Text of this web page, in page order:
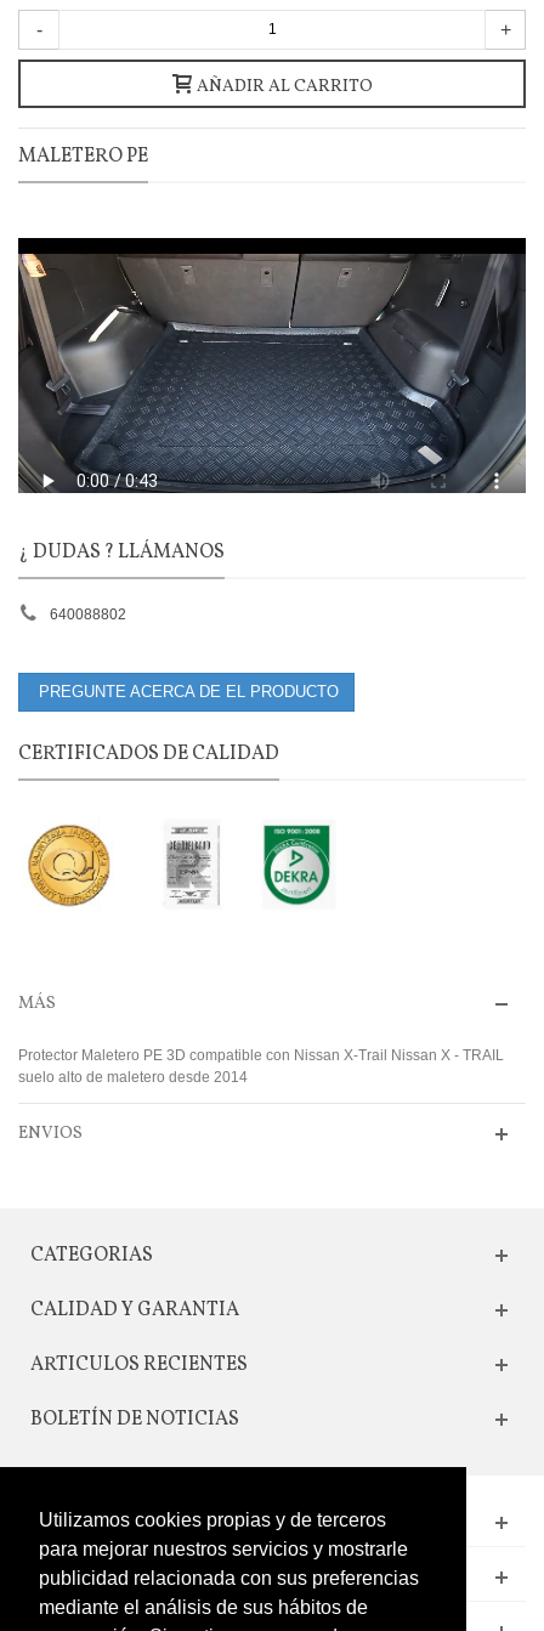
Utilizamos cookies propias y de terceros
para mejorar nuestros servicios y mostrarle
publicidad relacionada con sus preferencias
mediante el análisis de sus hábitos de
- +
AÑADIR AL CARRITO
MALETERO PE
¿ DUDAS ? LLÁMANOS
640088802
PREGUNTE ACERCA DE EL PRODUCTO
CERTIFICADOS DE CALIDAD
MÁS
Protector Maletero PE 3D compatible con Nissan X-Trail Nissan X - TRAIL
suelo alto de maletero desde 2014
ENVIOS
CATEGORIAS
CALIDAD Y GARANTIA
ARTICULOS RECIENTES
BOLETÍN DE NOTICIAS
CONTACTO
LEGAL